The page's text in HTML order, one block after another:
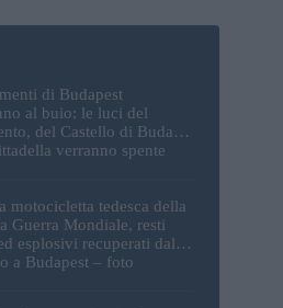
di Budapest
al buio: le luci del
del Castello di Buda e
verranno spente
motocicletta tedesca della
Guerra Mondiale, resti
esplosivi recuperati dal
a Budapest – foto